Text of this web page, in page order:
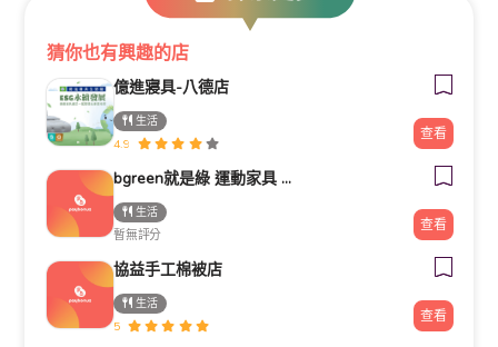
猜你也有興趣的店
億進寢具-八德店
生活
4.9
查看
bgreen就是綠 運動家具 新光三越嘉義垂楊門市
生活
暫無評分
查看
協益手工棉被店
生活
5
查看